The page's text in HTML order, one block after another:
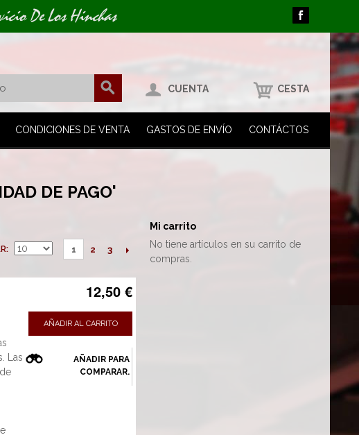
De Los Hinchas
CUENTA CESTA
CONDICIONES DE VENTA GASTOS DE ENVÍO CONTÁCTOS
DE PAGO'
1 2 3
12,50 €
AÑADIR AL CARRITO
AÑADIR PARA
COMPARAR.
Las
Mi carrito
No tiene artículos en su carrito de
compras.